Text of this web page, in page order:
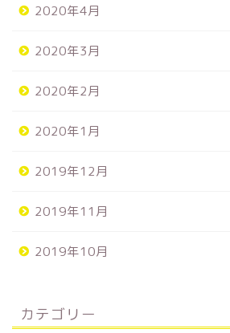
2020年4月
2020年3月
2020年2月
2020年1月
2019年12月
2019年11月
2019年10月
カテゴリー